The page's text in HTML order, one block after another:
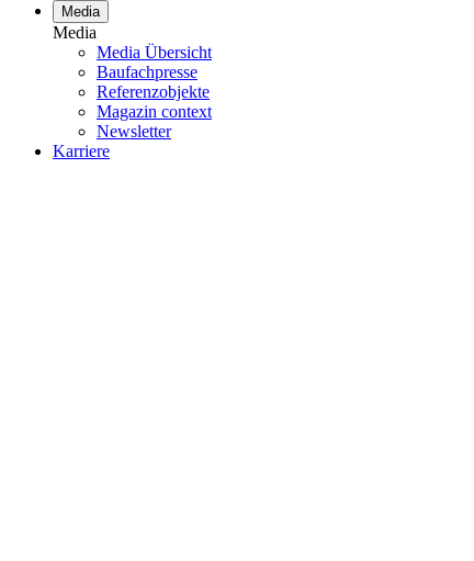
Media
Media
Media Übersicht
Baufachpresse
Referenzobjekte
Magazin context
Newsletter
Karriere